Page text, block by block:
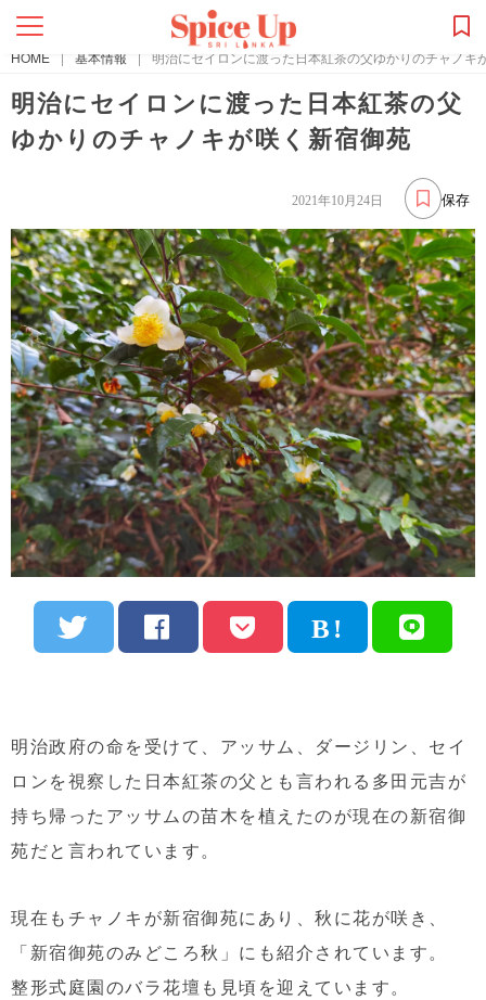
HOME | 基本情報 | 明治にセイロンに渡った日本紅茶の父ゆかりのチャノキ
明治にセイロンに渡った日本紅茶の父
ゆかりのチャノキが咲く新宿御苑
保存
2021年10月24日
明治政府の命を受けて、アッサム、ダージリン、セイ
ロンを視察した日本紅茶の父とも言われる多田元吉が
持ち帰ったアッサムの苗木を植えたのが現在の新宿御
苑だと言われています。
現在もチャノキが新宿御苑にあり、秋に花が咲き、
「新宿御苑のみどころ秋」にも紹介されています。
整形式庭園のバラ花壇も見頃を迎えています。